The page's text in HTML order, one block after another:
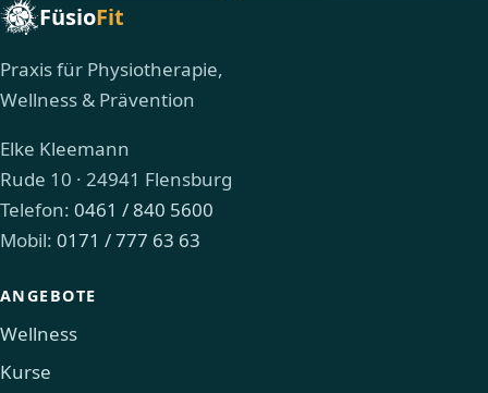
FüsioFit
Praxis für Physiotherapie,
Wellness & Prävention
Elke Kleemann
Rude 10 · 24941 Flensburg
Telefon: 0461 / 840 5600
Mobil: 0171 / 777 63 63
ANGEBOTE
Wellness
Kurse